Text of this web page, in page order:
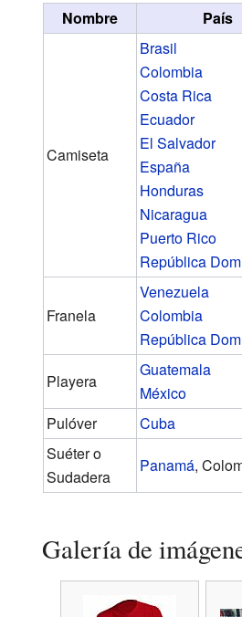
Nombre País
Camiseta
Brasil
Colombia
Costa Rica
Ecuador
El Salvador
España
Honduras
Nicaragua
Puerto Rico
República
Franela
Venezuela
Colombia
República
Playera
Guatemala
México
Pulóver
Cuba
Suéter o
Sudadera
Panamá,
Galería de